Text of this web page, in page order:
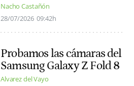
Nacho Castañón
28/07/2026 09:42h
Probamos las cámaras del
Samsung Galaxy Z Fold 8
Alvarez del Vayo